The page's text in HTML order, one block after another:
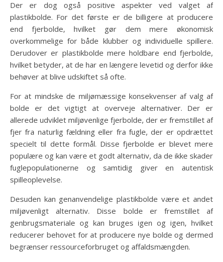
Der er dog også positive aspekter ved valget af
plastikbolde. For det første er de billigere at producere
end fjerbolde, hvilket gør dem mere økonomisk
overkommelige for både klubber og individuelle spillere.
Derudover er plastikbolde mere holdbare end fjerbolde,
hvilket betyder, at de har en længere levetid og derfor ikke
behøver at blive udskiftet så ofte.
For at mindske de miljømæssige konsekvenser af valg af
bolde er det vigtigt at overveje alternativer. Der er
allerede udviklet miljøvenlige fjerbolde, der er fremstillet af
fjer fra naturlig fældning eller fra fugle, der er opdrættet
specielt til dette formål. Disse fjerbolde er blevet mere
populære og kan være et godt alternativ, da de ikke skader
fuglepopulationerne og samtidig giver en autentisk
spilleoplevelse.
Desuden kan genanvendelige plastikbolde være et andet
miljøvenligt alternativ. Disse bolde er fremstillet af
genbrugsmateriale og kan bruges igen og igen, hvilket
reducerer behovet for at producere nye bolde og dermed
begrænser ressourceforbruget og affaldsmængden.